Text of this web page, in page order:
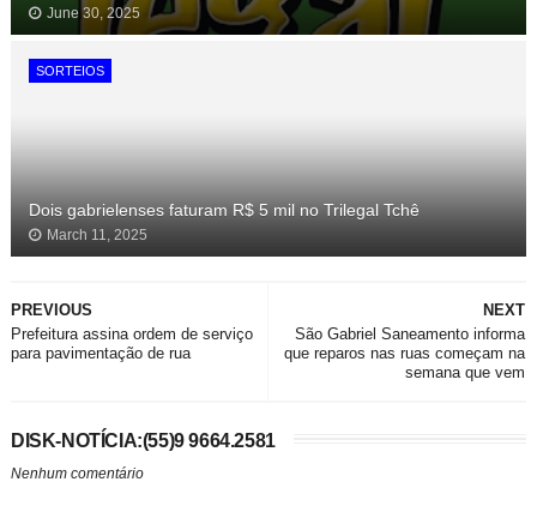
June 30, 2025
SORTEIOS
Dois gabrielenses faturam R$ 5 mil no Trilegal Tchê
March 11, 2025
NEXT
São Gabriel Saneamento informa
que reparos nas ruas começam na
semana que vem
PREVIOUS
Prefeitura assina ordem de serviço
para pavimentação de rua
DISK-NOTÍCIA:(55)9 9664.2581
Nenhum comentário